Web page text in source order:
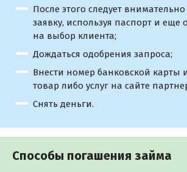
После этого следует
заявку, используя паспорт и еще
на выбор клиента;
Дождаться одобрения запроса;
Внести номер банковской карты
товар либо услуг на сайте
Снять деньги.
Способы погашения займа